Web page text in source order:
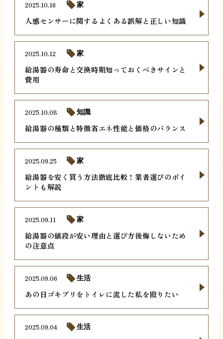
人感センサーに関するよくある誤解と正しい知識
2025.10.16 家
給湯器の寿命と交換時期知っておくべきサインと
費用
2025.10.12 家
給湯器の種類と特徴省エネ性能と価格のバランス
2025.10.08 知識
給湯器を安く買う方法徹底比較！業者選びのポイ
ントも解説
2025.09.25 家
給湯器の値段が安い理由と選び方後悔しないため
の注意点
2025.09.11 家
あの日ゴキブリをトイレに流した私を殴りたい
2025.09.06 生活
2025.09.04 生活